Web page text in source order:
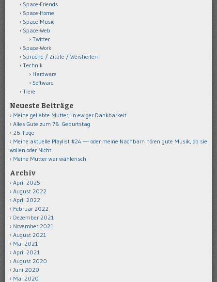
Space-Friends
Space-Home
Space-Music
Space-Web
Twitter
Space-Work
Sprüche / Zitate / Weisheiten
Technik
Hardware
Software
Tiere
Neueste Beiträge
Meine geliebte Mutter, in ewiger Dankbarkeit
Alles Gute zum 78. Geburtstag
26 Tage
Meine aktuelle Playlist #24 —- oder meine Nachbarn hören gute Musik, ob sie
wollen oder Nicht
Meine Mutter war wählerisch
Archiv
April 2025
August 2022
April 2022
Februar 2022
Dezember 2021
November 2021
August 2021
Mai 2021
April 2021
August 2020
Juni 2020
Mai 2020